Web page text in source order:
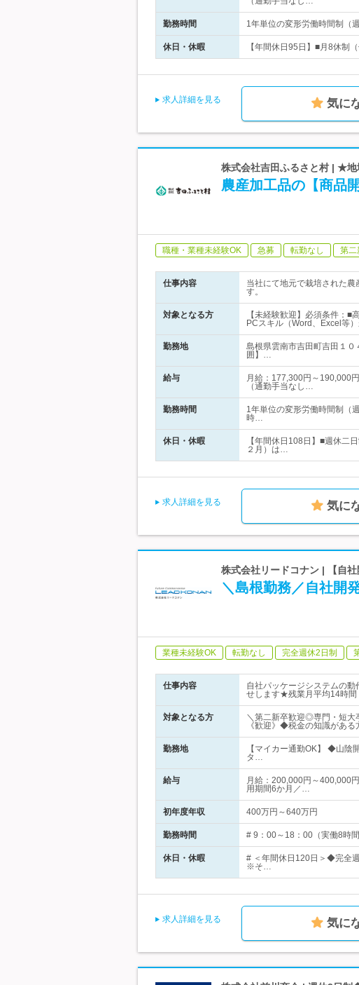
勤務時間 1年単位の変形労働時間制（
休日・休暇 【年間休日95日】■月8休制
求人詳細を見る 気に
株式会社吉田ふるさと村 | ★
農産加工品の【商品
職種・業種未経験OK 急募 転勤なし 第二
仕事内容
当社にて地元で栽培された
す。
対象となる方
【未経験歓迎】必須条件：
PCスキル（Word、Excel等
勤務地
島根県雲南市吉田町吉田１
囲】…
給与
月給：177,300円～190,000
（通勤手当なし…
勤務時間
1年単位の変形労働時間制（
時…
休日・休暇
【年間休日108日】■週休二
２月）は…
求人詳細を見る 気に
株式会社リードコナン | 【自
＼島根勤務／自社開
業種未経験OK 転勤なし 完全週休2日制
仕事内容
自社パッケージシステムの
せします★残業月平均14時間
対象となる方
＼第二新卒歓迎◎専門・短
《歓迎》◆税金の知識がある
勤務地
【マイカー通勤OK】 ◆山陰
タ…
給与
月給：200,000円～400,000
用期間6か月／…
初年度年収 400万円～640万円
勤務時間 # 9：00～18：00（実働8時
休日・休暇
# ＜年間休日120日＞◆完全
※そ…
求人詳細を見る 気に